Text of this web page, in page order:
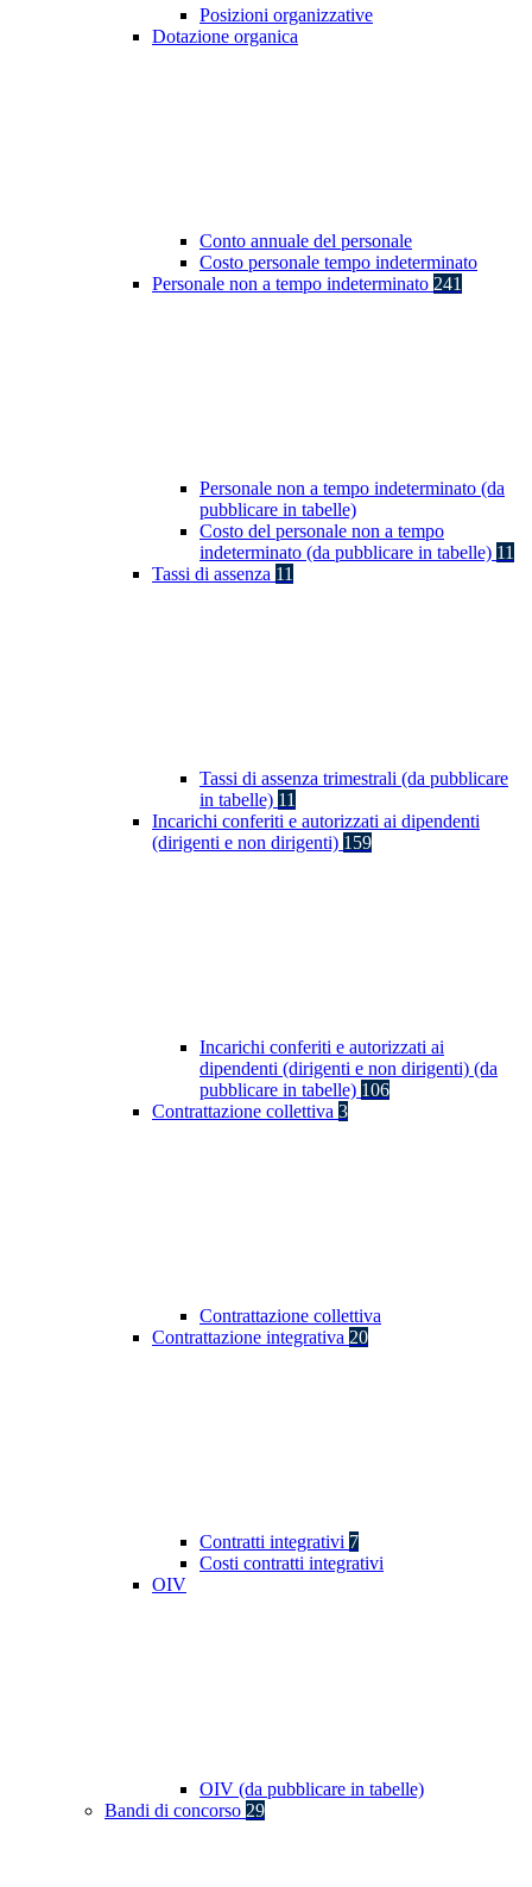
Posizioni organizzative
Dotazione organica
Conto annuale del personale
Costo personale tempo indeterminato
Personale non a tempo indeterminato 241
Personale non a tempo indeterminato (da
pubblicare in tabelle)
Costo del personale non a tempo
indeterminato (da pubblicare in tabelle) 11
Tassi di assenza 11
Tassi di assenza trimestrali (da pubblicare
in tabelle) 11
Incarichi conferiti e autorizzati ai dipendenti
(dirigenti e non dirigenti) 159
Incarichi conferiti e autorizzati ai
dipendenti (dirigenti e non dirigenti) (da
pubblicare in tabelle) 106
Contrattazione collettiva 3
Contrattazione collettiva
Contrattazione integrativa 20
Contratti integrativi 7
Costi contratti integrativi
OIV
OIV (da pubblicare in tabelle)
Bandi di concorso 29